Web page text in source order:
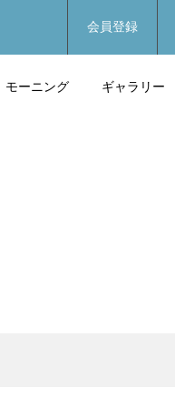
会員登録
モーニング ギャラリー